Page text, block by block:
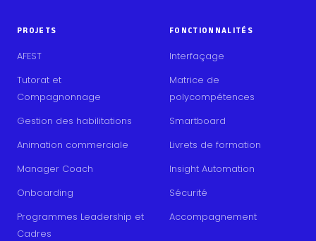
PROJETS
AFEST
Tutorat et
Compagnonnage
Gestion des habilitations
Animation commerciale
Manager Coach
Onboarding
Programmes Leadership et
Cadres
FONCTIONNALITÉS
Interfaçage
Matrice de
polycompétences
Smartboard
Livrets de formation
Insight Automation
Sécurité
Accompagnement